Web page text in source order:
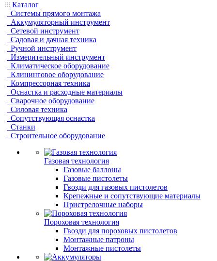
Каталог
Системы прямого монтажа
Аккумуляторный инструмент
Сетевой инструмент
Садовая и дачная техника
Ручной инструмент
Измерительный инструмент
Климатическое оборудование
Клининговое оборудование
Компрессорная техника
Оснастка и расходные материалы
Сварочное оборудование
Силовая техника
Сопутствующая оснастка
Станки
Строительное оборудование
Газовая технология
Газовые баллоны
Газовые пистолеты
Гвозди для газовых пистолетов
Крепежные и сопутствующие материалы
Пристрелочные наборы
Пороховая технология
Гвозди для пороховых пистолетов
Монтажные патроны
Монтажные пистолеты